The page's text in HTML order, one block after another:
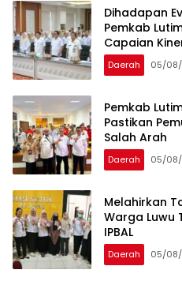
Dihadapan
Pemkab
Capaian
Daerah 05/
Pemkab
Pastikan
Salah Arah
Daerah 05/
Melahirkan
Warga Luwu
IPBAL
Daerah 05/